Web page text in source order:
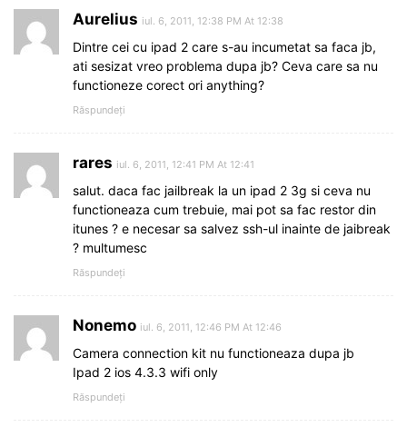
Aurelius iul. 6, 2011, 12:38 PM At 12:38
Dintre cei cu ipad 2 care s-au incumetat sa faca jb,
ati sesizat vreo problema dupa jb? Ceva care sa nu
functioneze corect ori anything?
Răspundeți
rares iul. 6, 2011, 12:41 PM At 12:41
salut. daca fac jailbreak la un ipad 2 3g si ceva nu
functioneaza cum trebuie, mai pot sa fac restor din
itunes ? e necesar sa salvez ssh-ul inainte de jaibreak
? multumesc
Răspundeți
Nonemo iul. 6, 2011, 12:46 PM At 12:46
Camera connection kit nu functioneaza dupa jb
Ipad 2 ios 4.3.3 wifi only
Răspundeți